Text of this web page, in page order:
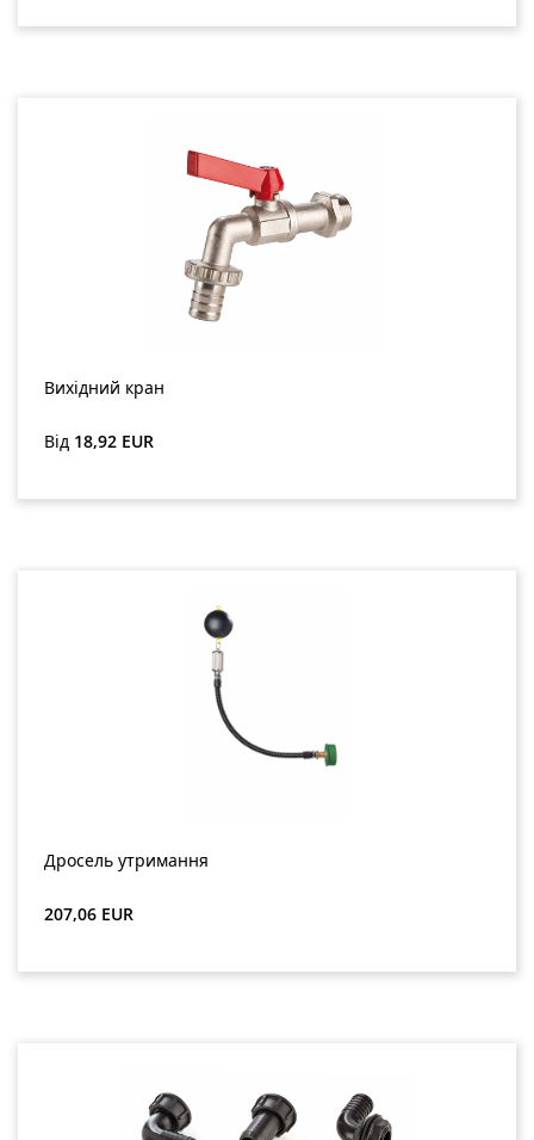
Вихідний кран
Звичайна ціна:
Від 18,92 EUR
Дросель утримання
Звичайна ціна:
207,06 EUR